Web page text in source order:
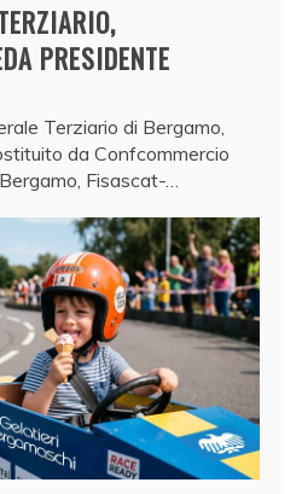
PRESIDENTE
Terziario di Bergamo,
da Confcommercio
Fisascat-…